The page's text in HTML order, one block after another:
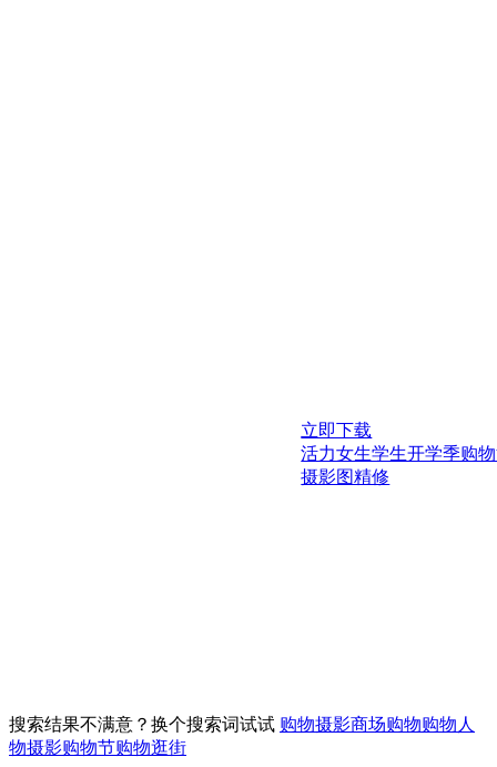
立即下载
活力女生学生开学季购
摄影图精修
搜索结果不满意？换个搜索词试试 购物摄影商场购物购物人
物摄影购物节购物逛街